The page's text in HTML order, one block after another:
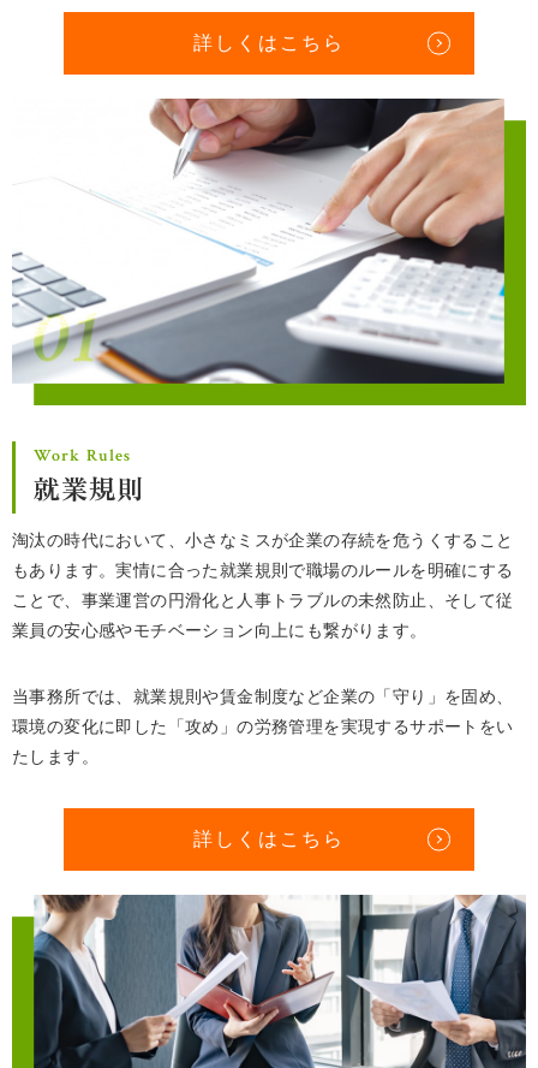
詳しくはこちら
Work Rules
就業規則
淘汰の時代において、小さなミスが企業の存続を危うくすること
もあります。実情に合った就業規則で職場のルールを明確にする
ことで、事業運営の円滑化と人事トラブルの未然防止、そして従
業員の安心感やモチベーション向上にも繋がります。
当事務所では、就業規則や賃金制度など企業の「守り」を固め、
環境の変化に即した「攻め」の労務管理を実現するサポートをい
たします。
詳しくはこちら